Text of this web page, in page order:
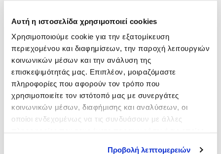
Αυτή η ιστοσελίδα χρησιμοποιεί cookies
Χρησιμοποιούμε cookie για την εξατομίκευση
περιεχομένου και διαφημίσεων, την παροχή λειτουργιών
κοινωνικών μέσων και την ανάλυση της
επισκεψιμότητάς μας. Επιπλέον, μοιραζόμαστε
πληροφορίες που αφορούν τον τρόπο που
χρησιμοποιείτε τον ιστότοπό μας με συνεργάτες
κοινωνικών μέσων, διαφήμισης και αναλύσεων, οι
οποίοι ενδεχομένως να τις συνδυάσουν με άλλες
Προβολή λεπτομερειών
ακολουθει μια λιστα με ενδεικτικες περιοχες
Κόρινθος
από3,00€
Πειραιάς
από3,00€
Κορυδαλλός
Άγιος Ιωάννης Ρέντης